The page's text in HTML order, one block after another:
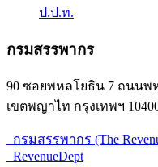
ป.ป.ท.
กรมสรรพากร
90 ซอยพหลโยธิน 7 ถนน
เขตพญาไท กรุงเทพฯ
กรมสรรพากร (The
RevenueDept